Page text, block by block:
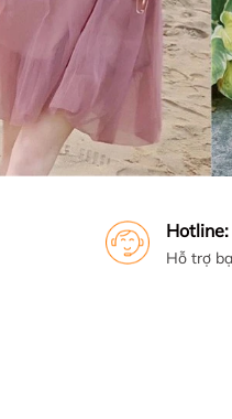
Hotline:
Hỗ trợ